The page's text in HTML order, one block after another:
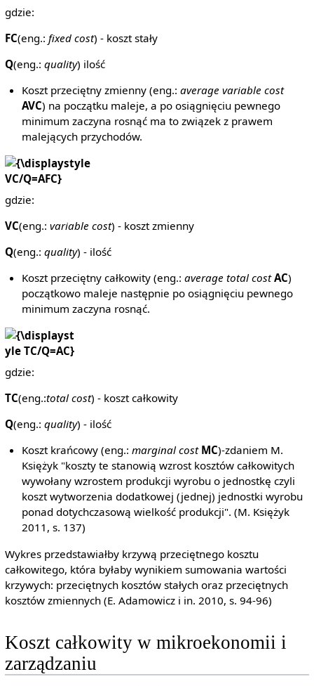
gdzie:
FC(eng.: fixed cost) - koszt stały
Q(eng.: quality) ilość
Koszt przeciętny zmienny (eng.:average variable cost
AVC) na początku maleje, a po osiągnięciu pewnego
minimum zaczyna rosnąć ma to związek z prawem
malejących przychodów.
{\displaystyle
VC/Q=AFC}
gdzie:
VC(eng.: variable cost) - koszt zmienny
Q(eng.: quality) - ilość
Koszt przeciętny całkowity (eng.:average total cost AC)
początkowo maleje następnie po osiągnięciu pewnego
minimum zaczyna rosnąć.
{\displaystyle
TC/Q=AC}
gdzie:
TC(eng.:total cost) - koszt całkowity
Q(eng.: quality) - ilość
Koszt krańcowy (eng.:marginal cost MC)-zdaniem M.
Księżyk "koszty te stanowią wzrost kosztów całkowitych
wywołany wzrostem produkcji wyrobu o jednostkę czyli
koszt wytworzenia dodatkowej (jednej) jednostki wyrobu
ponad dotychczasową wielkość produkcji". (M. Księżyk
2011, s. 137)
Wykres przedstawiałby krzywą przeciętnego kosztu
całkowitego, która byłaby wynikiem sumowania wartości
krzywych: przeciętnych kosztów stałych oraz przeciętnych
kosztów zmiennych (E. Adamowicz i in. 2010, s. 94-96)
Koszt całkowity w mikroekonomii i
zarządzaniu